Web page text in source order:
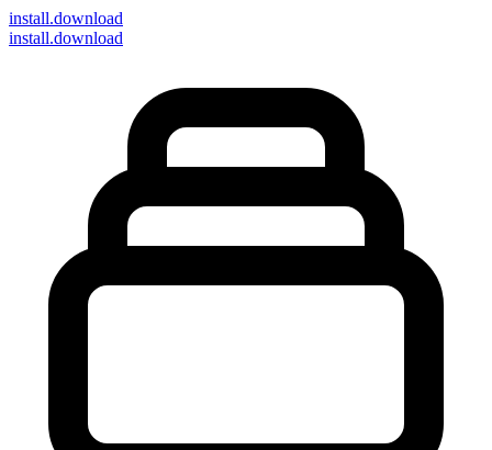
install.download
install.download